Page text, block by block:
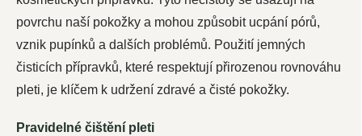
povrchu naší pokožky a mohou způsobit ucpání pórů,
vznik pupínků a dalších problémů. Použití jemných
čisticích přípravků, které respektují přirozenou rovnováhu
pleti, je klíčem k udržení zdravé a čisté pokožky.
Pravidelné čištění pleti